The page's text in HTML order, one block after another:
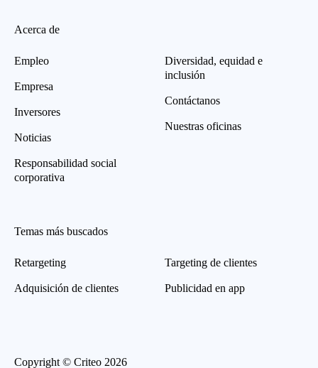
Acerca de
Empleo
Empresa
Inversores
Noticias
Responsabilidad social
corporativa
Diversidad, equidad e
inclusión
Contáctanos
Nuestras oficinas
Temas más buscados
Retargeting
Adquisición de clientes
Targeting de clientes
Publicidad en app
Copyright © Criteo 2026